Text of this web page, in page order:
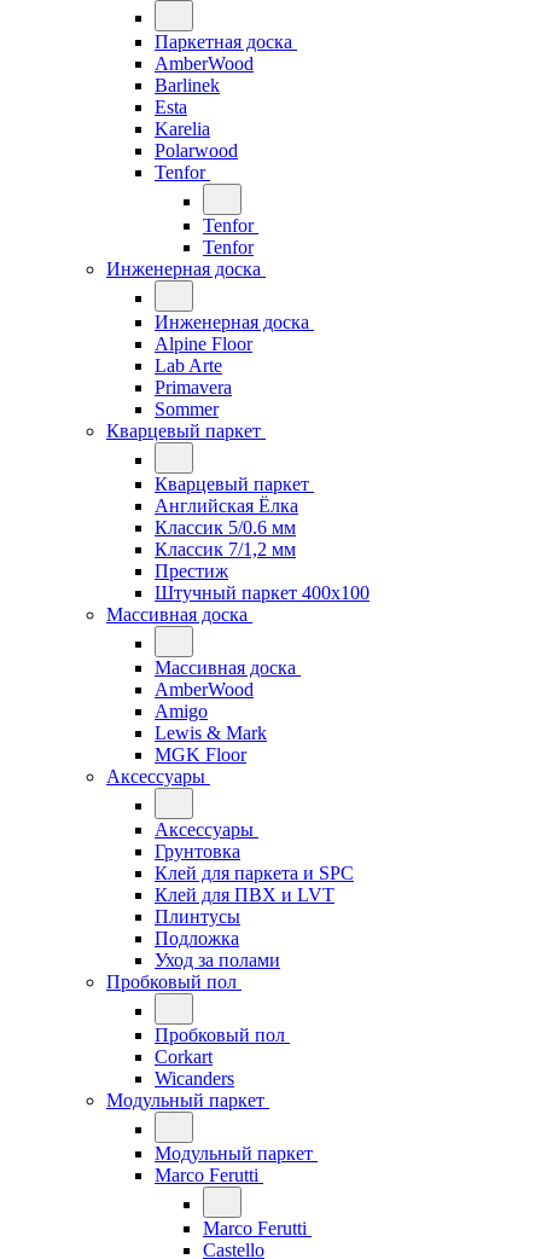
Паркетная доска
AmberWood
Barlinek
Esta
Karelia
Polarwood
Tenfor
Tenfor
Tenfor
Инженерная доска
Инженерная доска
Alpine Floor
Lab Arte
Primavera
Sommer
Кварцевый паркет
Кварцевый паркет
Английская Ёлка
Классик 5/0.6 мм
Классик 7/1,2 мм
Престиж
Штучный паркет 400x100
Массивная доска
Массивная доска
AmberWood
Amigo
Lewis & Mark
MGK Floor
Аксессуары
Аксессуары
Грунтовка
Клей для паркета и SPC
Клей для ПВХ и LVT
Плинтусы
Подложка
Уход за полами
Пробковый пол
Пробковый пол
Corkart
Wicanders
Модульный паркет
Модульный паркет
Marco Ferutti
Marco Ferutti
Castello